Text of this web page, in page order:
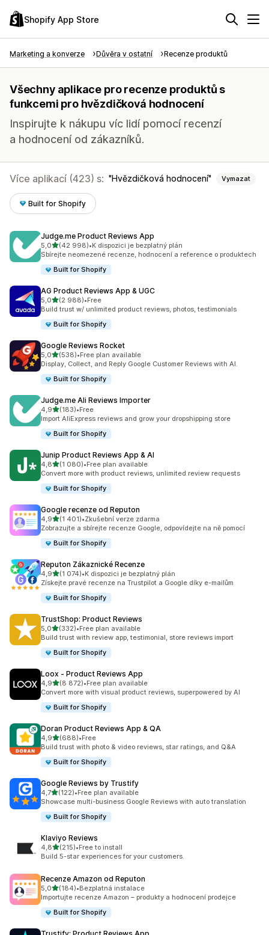
Shopify App Store
Marketing a konverze Důvěra v ostatní Recenze produktů
Všechny aplikace pro recenze produktů s
funkcemi pro hvězdičková hodnocení
Inspirujte k nákupu víc lidí pomocí recenzí
a hodnocení od zákazníků.
Více aplikací (423) s: Hvězdičková hodnocení Vymazat
Built for Shopify
Judge.me Product Reviews App
5,0z 5 hvězd
(42 998)
Celkový počet recenzí: 42998
•K dispozici je bezplatný plán
Sbírejte neomezené recenze, hodnocení a reference o produktech
Built for Shopify
AG Product Reviews App & UGC
5,0z 5 hvězd
(2 988)
Celkový počet recenzí: 2988
•Free
Build trust w/ unlimited product reviews, photos, testimonials
Built for Shopify
Google Reviews Rocket
5,0z 5 hvězd
(538)
Celkový počet recenzí: 538
•Free plan available
Display, Collect, and Reply Google Customer Reviews with AI.
Built for Shopify
Judge.me Ali Reviews Importer
4,9z 5 hvězd
(183)
Celkový počet recenzí: 183
•Free
Import AliExpress reviews and grow your dropshipping store
Built for Shopify
Junip Product Reviews App & AI
4,8z 5 hvězd
(1 080)
Celkový počet recenzí: 1080
•Free plan available
Convert more with product reviews, unlimited review requests
Built for Shopify
Google recenze od Reputon
4,9z 5 hvězd
(1 401)
Celkový počet recenzí: 1401
•Zkušební verze zdarma
Zobrazujte a sbírejte recenze Google, odpovídejte na ně pomocí
Built for Shopify
Reputon Zákaznické Recenze
4,9z 5 hvězd
(1 074)
Celkový počet recenzí: 1074
•K dispozici je bezplatný plán
Získejte pravé recenze na Trustpilot a Google díky e-mailům
Built for Shopify
TrustShop: Product Reviews
5,0z 5 hvězd
(332)
Celkový počet recenzí: 332
•Free plan available
Build trust with review app, testimonial, store reviews import
Built for Shopify
Loox ‑ Product Reviews App
4,9z 5 hvězd
(8 872)
Celkový počet recenzí: 8872
•Free plan available
Convert more with visual product reviews, superpowered by AI
Built for Shopify
Doran Product Reviews App & QA
4,9z 5 hvězd
(688)
Celkový počet recenzí: 688
•Free
Build trust with photo & video reviews, star ratings, and Q&A
Built for Shopify
Google Reviews by Trustify
4,7z 5 hvězd
(122)
Celkový počet recenzí: 122
•Free plan available
Showcase multi-business Google Reviews with auto translation
Built for Shopify
Klaviyo Reviews
4,8z 5 hvězd
(215)
Celkový počet recenzí: 215
•Free to install
Build 5-star experiences for your customers.
Recenze Amazon od Reputon
5,0z 5 hvězd
(184)
Celkový počet recenzí: 184
•Bezplatná instalace
Importujte recenze Amazon – produkty a hodnocení prodejce
Built for Shopify